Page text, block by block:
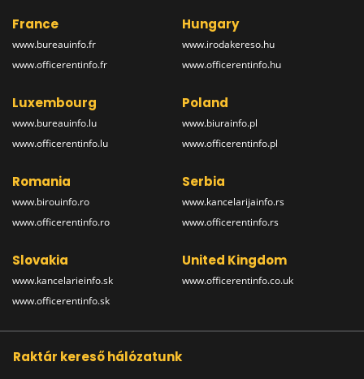
France
www.bureauinfo.fr
www.officerentinfo.fr
Hungary
www.irodakereso.hu
www.officerentinfo.hu
Luxembourg
www.bureauinfo.lu
www.officerentinfo.lu
Poland
www.biurainfo.pl
www.officerentinfo.pl
Romania
www.birouinfo.ro
www.officerentinfo.ro
Serbia
www.kancelarijainfo.rs
www.officerentinfo.rs
Slovakia
www.kancelarieinfo.sk
www.officerentinfo.sk
United Kingdom
www.officerentinfo.co.uk
Raktár kereső hálózatunk